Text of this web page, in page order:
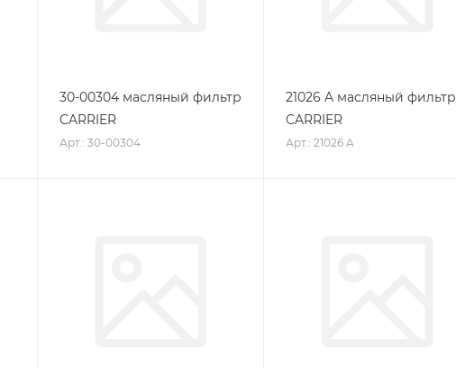
30-00304 масляный фильтр
CARRIER
Арт.: 30-00304
21026 A масляный фильтр
CARRIER
Арт.: 21026 A